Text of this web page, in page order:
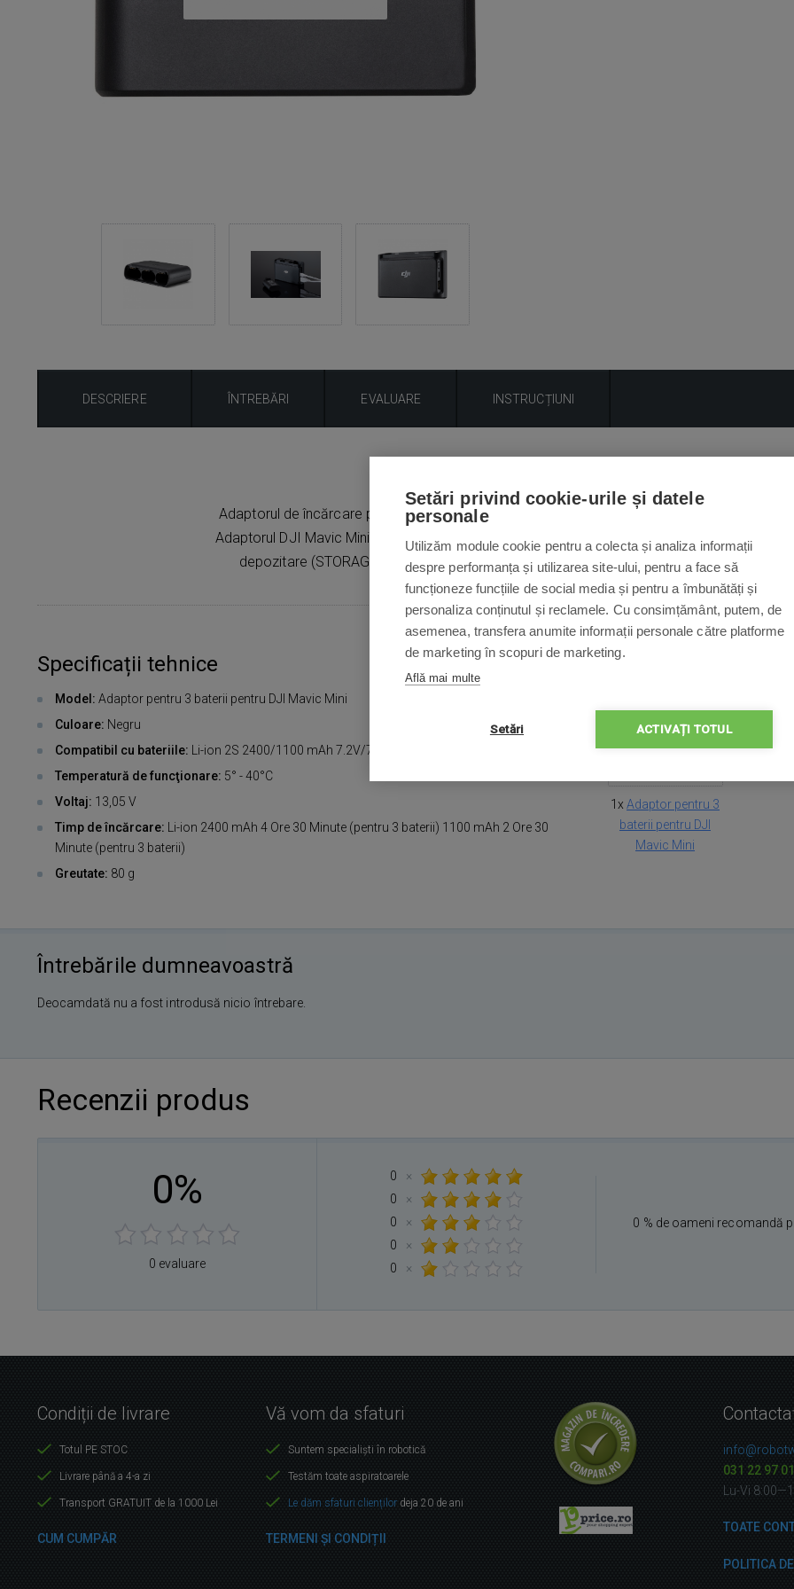
DESCRIERE ÎNTREBĂRI EVALUARE INSTRUCȚIUNI
Descrierea produsului
Adaptorul de încărcare pentru DJI Mavic Mini permite încărcarea secvențială până la la trei
Adaptorul DJI Mavic Mini poate optimiza încărcarea în funcție de performanța bateriei și
depozitare (STORAGE) menține capacitatea de 50%, îndeplinind condițiile ideale pentru
Specificații tehnice
Model: Adaptor pentru 3 baterii pentru DJI Mavic Mini
Culoare: Negru
Compatibil cu bateriile: Li-ion 2S 2400/1100 mAh 7.2V/7.6V
Temperatură de funcţionare: 5° - 40°C
Voltaj: 13,05 V
Timp de încărcare: Li-ion 2400 mAh 4 Ore 30 Minute (pentru 3 baterii) 1100 mAh 2 Ore 30
Minute (pentru 3 baterii)
Greutate: 80 g
Conținut pachet
1x Adaptor pentru 3
baterii pentru DJI
Mavic Mini
Întrebările dumneavoastră
Deocamdată nu a fost introdusă nicio întrebare.
Recenzii produs
0%
0 evaluare
0
×
0
×
0
×
0
×
0
×
0 % de oameni recomandă
Condiții de livrare
Totul PE STOC
Livrare până a 4-a zi
Transport GRATUIT de la 1000 Lei
CUM CUMPĂR
Vă vom da sfaturi
Suntem specialiști în robotică
Testăm toate aspiratoarele
Le dăm sfaturi clienților deja 20 de ani
TERMENI ȘI CONDIȚII
031 22 97
Lu-Vi
TOATE
POLITICA
Setări privind cookie-urile și datele
personale
Utilizăm module cookie pentru a colecta și analiza informații
despre performanța și utilizarea site-ului, pentru a face să
funcționeze funcțiile de social media și pentru a îmbunătăți și
personaliza conținutul și reclamele. Cu consimțământ, putem, de
asemenea, transfera anumite informații personale către platforme
de marketing în scopuri de marketing.
Află mai multe
Setări ACTIVAȚI TOTUL